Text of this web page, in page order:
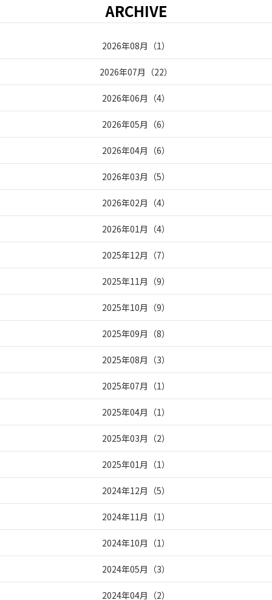
ARCHIVE
2026年08月 （1）
2026年07月 （22）
2026年06月 （4）
2026年05月 （6）
2026年04月 （6）
2026年03月 （5）
2026年02月 （4）
2026年01月 （4）
2025年12月 （7）
2025年11月 （9）
2025年10月 （9）
2025年09月 （8）
2025年08月 （3）
2025年07月 （1）
2025年04月 （1）
2025年03月 （2）
2025年01月 （1）
2024年12月 （5）
2024年11月 （1）
2024年10月 （1）
2024年05月 （3）
2024年04月 （2）